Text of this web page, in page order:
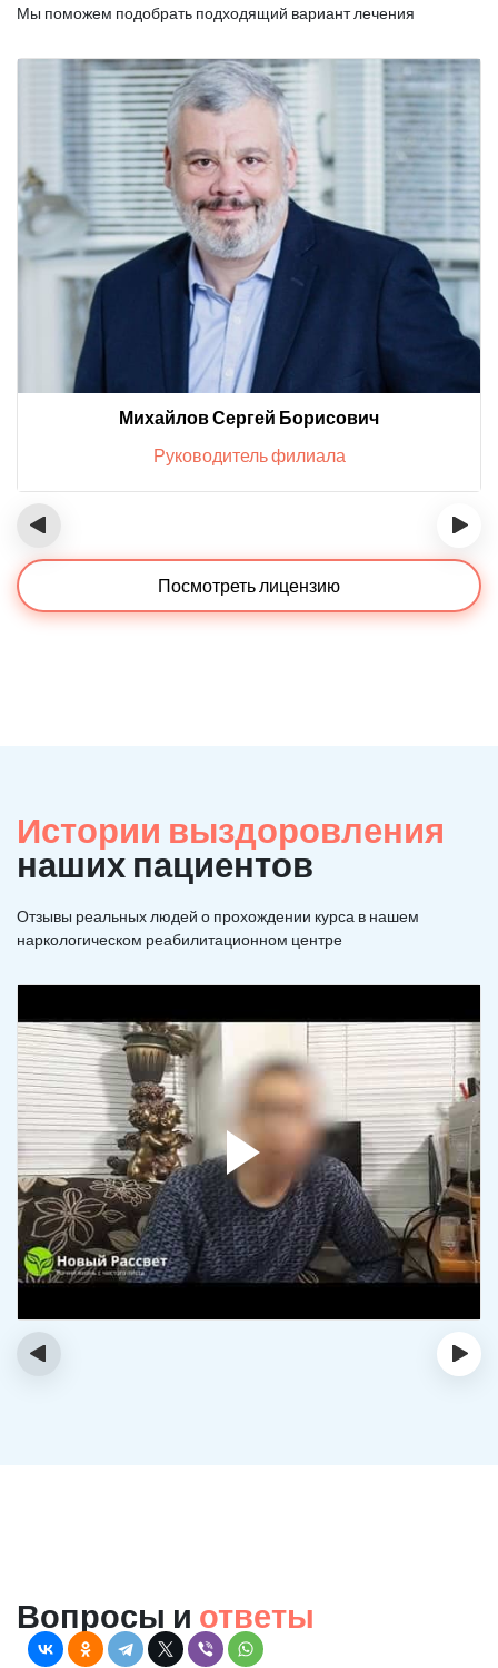
Мы поможем подобрать подходящий вариант лечения
Михайлов Сергей Борисович
Руководитель филиала
‹ ›
Посмотреть лицензию
Истории выздоровления
наших пациентов
Отзывы реальных людей о прохождении курса в нашем
наркологическом реабилитационном центре
‹ ›
Вопросы и ответы